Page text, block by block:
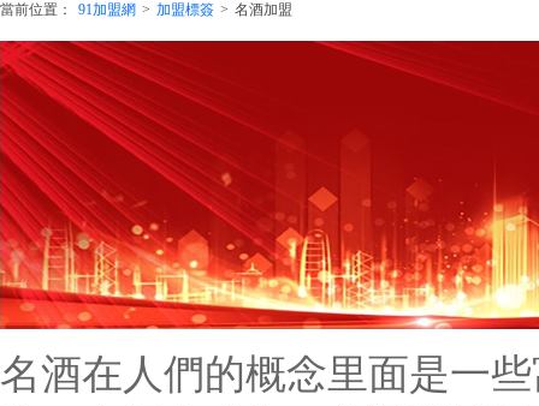
當前位置： 91加盟網 > 加盟標簽 > 名酒加盟
名酒在人們的概念里面是一